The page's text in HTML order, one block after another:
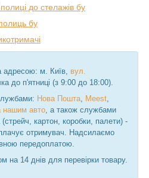
до стелажів бу
бу
адресою: м. Київ, вул.
до п'ятниці (з 9:00 до 18:00).
Нова Пошта Meest
нашим авто , а також службами
(стрейч, картон, коробки, палети) -
отримувач. Надсилаємо
передоплатою.
на 14 днів для перевірки товару.